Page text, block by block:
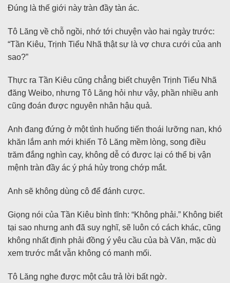
Đúng là thế giới này tràn đầy tàn ác.
Tô Lăng về chỗ ngồi, nhớ tới chuyện vào hai ngày trước:
“Tần Kiêu, Trịnh Tiểu Nhã thật sự là vợ chưa cưới của anh
sao?”
Thực ra Tần Kiêu cũng chẳng biết chuyện Trịnh Tiểu Nhã
đăng Weibo, nhưng Tô Lăng hỏi như vậy, phần nhiều anh
cũng đoán được nguyên nhân hậu quả.
Anh đang đứng ở một tình huống tiến thoái lưỡng nan, khó
khăn lắm anh mới khiến Tô Lăng mềm lòng, song điều
trăm đắng nghìn cay, không dễ có được lại có thể bị vận
mệnh tràn đầy ác ý phá hủy trong chớp mắt.
Anh sẽ không dùng cô để đánh cược.
Giọng nói của Tần Kiêu bình tĩnh: “Không phải.” Không biết
tại sao nhưng anh đã suy nghĩ, sẽ luôn có cách khác, cũng
không nhất định phải đồng ý yêu cầu của bà Văn, mặc dù
xem trước mắt vẫn không có manh mối.
Tô Lăng nghe được một câu trả lời bất ngờ.